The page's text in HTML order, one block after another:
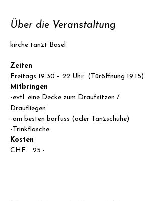
Über die Veranstaltung
Zeiten
Freitags 19:30 – 22 Uhr  (Türöffnung 19:15)
Mitbringen
-evtl. eine Decke zum Draufsitzen /
Draufliegen
-am besten barfuss (oder Tanzschuhe)
-Trinkflasche
Kosten
CHF  25.-